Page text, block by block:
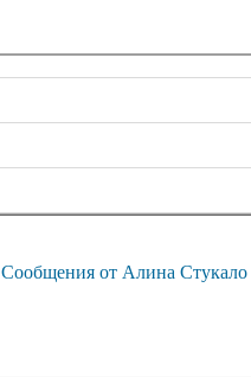
Сообщения от Алина Стукало